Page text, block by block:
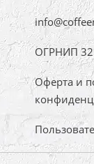
ОГРНИП
Оферта и